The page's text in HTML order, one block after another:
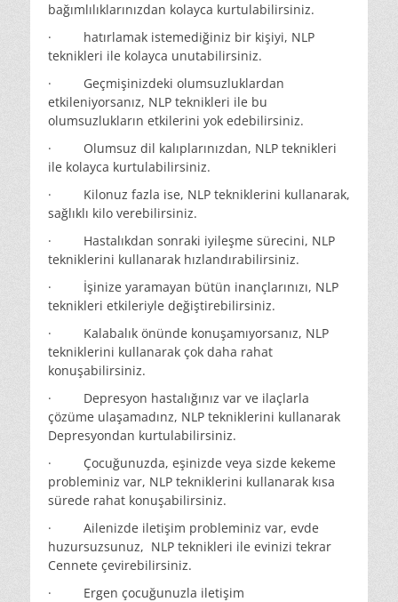
bağımlılıklarınızdan kolayca kurtulabilirsiniz.
· hatırlamak istemediğiniz bir kişiyi, NLP
teknikleri ile kolayca unutabilirsiniz.
· Geçmişinizdeki olumsuzluklardan
etkileniyorsanız, NLP teknikleri ile bu
olumsuzlukların etkilerini yok edebilirsiniz.
· Olumsuz dil kalıplarınızdan, NLP teknikleri
ile kolayca kurtulabilirsiniz.
· Kilonuz fazla ise, NLP tekniklerini kullanarak,
sağlıklı kilo verebilirsiniz.
· Hastalıkdan sonraki iyileşme sürecini, NLP
tekniklerini kullanarak hızlandırabilirsiniz.
· İşinize yaramayan bütün inançlarınızı, NLP
teknikleri etkileriyle değiştirebilirsiniz.
· Kalabalık önünde konuşamıyorsanız, NLP
tekniklerini kullanarak çok daha rahat
konuşabilirsiniz.
· Depresyon hastalığınız var ve ilaçlarla
çözüme ulaşamadınz, NLP tekniklerini kullanarak
Depresyondan kurtulabilirsiniz.
· Çocuğunuzda, eşinizde veya sizde kekeme
probleminiz var, NLP tekniklerini kullanarak kısa
sürede rahat konuşabilirsiniz.
· Ailenizde iletişim probleminiz var, evde
huzursuzsunuz, NLP teknikleri ile evinizi tekrar
Cennete çevirebilirsiniz.
· Ergen çocuğunuzla iletişim